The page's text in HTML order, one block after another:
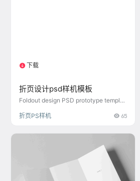
下载
折页设计psd样机模板
Foldout design PSD prototype templat
折页PS样机
65